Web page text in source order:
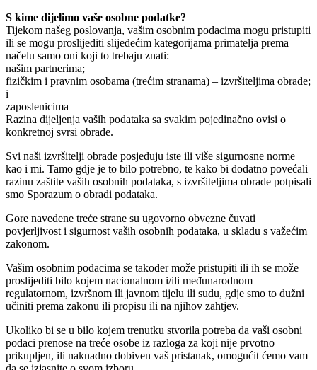
S kime dijelimo vaše osobne podatke?
Tijekom našeg poslovanja, vašim osobnim podacima mogu pristupiti
ili se mogu proslijediti slijedećim kategorijama primatelja prema
načelu samo oni koji to trebaju znati:
našim partnerima;
fizičkim i pravnim osobama (trećim stranama) – izvršiteljima obrade;
i
zaposlenicima
Razina dijeljenja vaših podataka sa svakim pojedinačno ovisi o
konkretnoj svrsi obrade.
Svi naši izvršitelji obrade posjeduju iste ili više sigurnosne norme
kao i mi. Tamo gdje je to bilo potrebno, te kako bi dodatno povećali
razinu zaštite vaših osobnih podataka, s izvršiteljima obrade potpisali
smo Sporazum o obradi podataka.
Gore navedene treće strane su ugovorno obvezne čuvati
povjerljivost i sigurnost vaših osobnih podataka, u skladu s važećim
zakonom.
Vašim osobnim podacima se također može pristupiti ili ih se može
proslijediti bilo kojem nacionalnom i/ili međunarodnom
regulatornom, izvršnom ili javnom tijelu ili sudu, gdje smo to dužni
učiniti prema zakonu ili propisu ili na njihov zahtjev.
Ukoliko bi se u bilo kojem trenutku stvorila potreba da vaši osobni
podaci prenose na treće osobe iz razloga za koji nije prvotno
prikupljen, ili naknadno dobiven vaš pristanak, omogućit ćemo vam